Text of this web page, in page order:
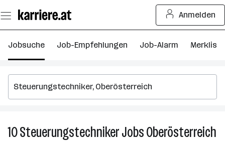
Seiteninhalt
springen
Anmelden
Jobsuche Job-Empfehlungen Job-Alarm Merkliste
10SteuerungstechnikerJobsOberösterreich